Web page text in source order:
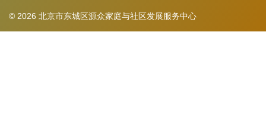
© 2026 北京市东城区源众家庭与社区发展服务中心